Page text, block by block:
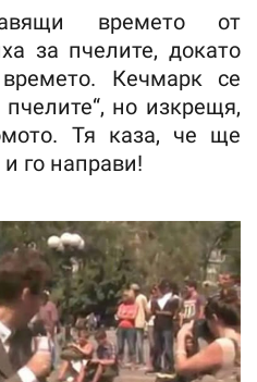
времето от
за пчелите, докато
Кечмарк се
но изкрещя,
Тя каза, че ще
го направи!